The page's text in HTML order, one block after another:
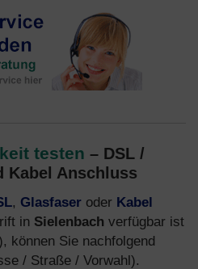
testen – DSL /
Kabel Anschluss
, Glasfaser oder Kabel
in Sielenbach verfügbar ist
können Sie nachfolgend
/ Straße / Vorwahl).